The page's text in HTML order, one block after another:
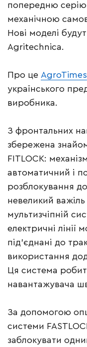
попередню серію
механічною
Нові моделі
Agritechnica.
Про це AgroTimes
українського
виробника.
З фронтальних
збережена
FITLOCK:
автоматичний і
розблокування
невеликий важіль
мультизчіпній
електричні лінії
під’єднані до
використання
Ця система
навантажувача
За допомогою
системи
заблокувати